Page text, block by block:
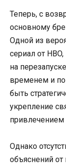
Теперь, с
основному
Одной из
сериал от
на
временем и
быть
укрепление
Однако
объяснений